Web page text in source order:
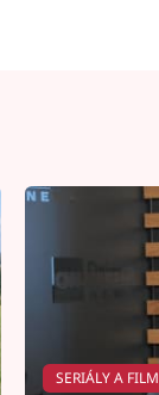
SERIÁLY A